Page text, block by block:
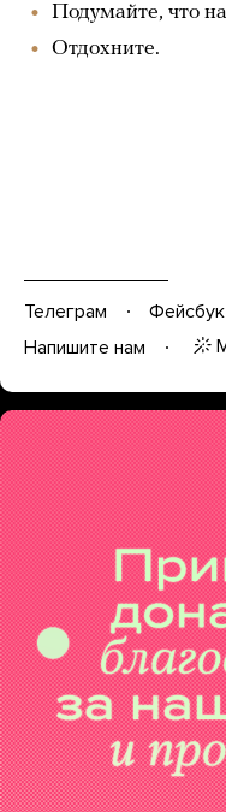
Подумайте, что
Отдохните.
Телеграм Фейсбук
Напишите нам